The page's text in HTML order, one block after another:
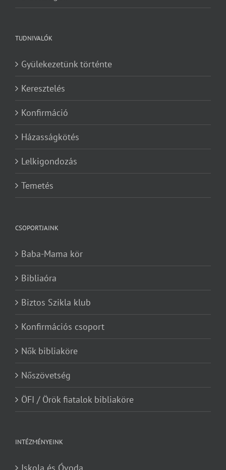
TUDNIVALÓK
Gyülekezetünk történte
Keresztelés
Konfirmáció
Házasságkötés
Lelkigondozás
Temetés
CSOPORTJAINK
Baba-Mama kör
Bibliaóra
Biztos Szikla klub
Konfirmációs csoport
Nők bibliaköre
Nőszövetség
ÖFI / Örök fiatalok bibliaköre
INTÉZMÉNYEINK